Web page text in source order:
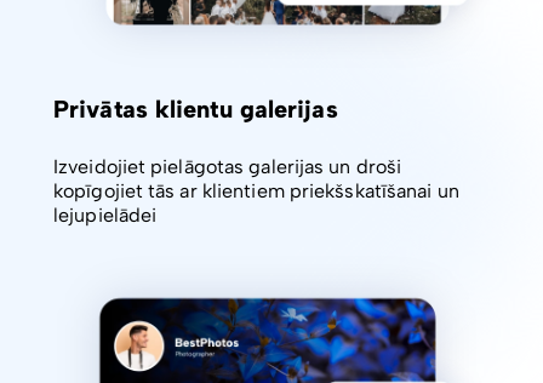
Privātas klientu galerijas
Izveidojiet pielāgotas galerijas un droši
kopīgojiet tās ar klientiem priekšskatīšanai un
lejupielādei